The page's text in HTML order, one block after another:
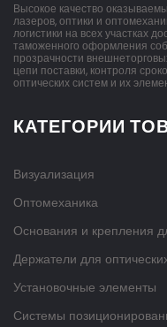
Высокое качество
лазеров, оптики и
логистики на всех участках
таможенного оформления
прозрачности
цепи поставки, контроля
оптических систем и их
КАТЕГОРИИ
Визуализация
Оптомеханика
Основания и крепления
Держатели для
Установочные элементы
Системы